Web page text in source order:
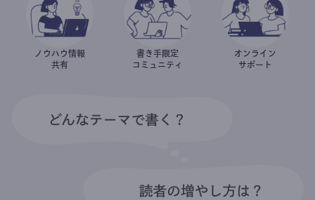
ノウハウ情報
共有
書き手限定
コミュニティ
オンライン
サポート